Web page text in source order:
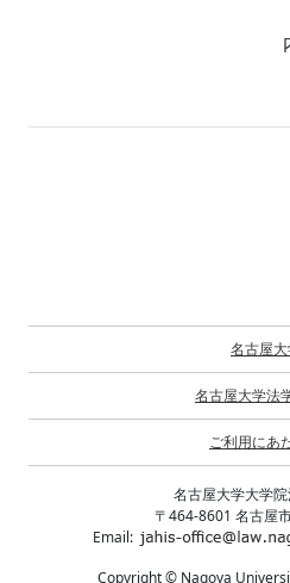
名古屋
名古屋大学法
ご利用にあ
名古屋大学大学
〒464-8601 名古屋
Email:
Copyright © Nagoya